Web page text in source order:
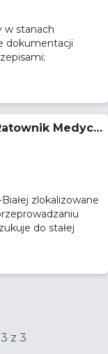
Medycz
zlokalizowane
do stałej
z 3